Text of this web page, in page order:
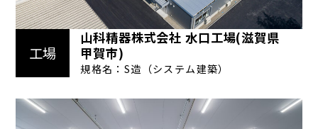
工場
山科精器株式会社 水口工場(滋賀県
甲賀市)
規格名：S造（システム建築）